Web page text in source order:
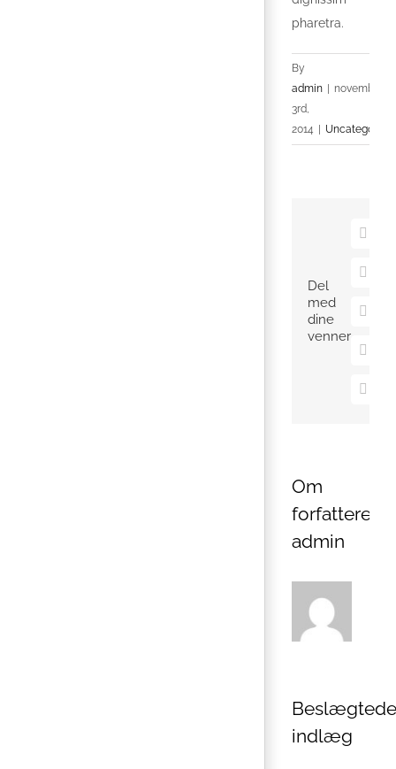
pharetra.
By
admin
november
3rd,
2014
Del
med
dine
venner
X
Vk
E-
Om
forfatteren:
admin
Beslægtede
indlæg